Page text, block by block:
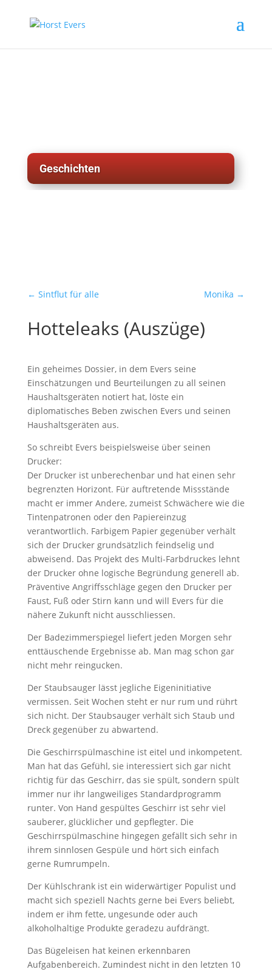
Geschichten
← Sintflut für alle Monika →
Hotteleaks (Auszüge)
Ein geheimes Dossier, in dem Evers seine
Einschätzungen und Beurteilungen zu all seinen
Haushaltsgeräten notiert hat, löste ein
diplomatisches Beben zwischen Evers und seinen
Haushaltsgeräten aus.
So schreibt Evers beispielsweise über seinen
Drucker:
Der Drucker ist unberechenbar und hat einen sehr
begrenzten Horizont. Für auftretende Missstände
macht er immer Andere, zumeist Schwächere wie die
Tintenpatronen oder den Papiereinzug
verantwortlich. Farbigem Papier gegenüber verhält
sich der Drucker grundsätzlich feindselig und
abweisend. Das Projekt des Multi-Farbdruckes lehnt
der Drucker ohne logische Begründung generell ab.
Präventive Angriffsschläge gegen den Drucker per
Faust, Fuß oder Stirn kann und will Evers für die
nähere Zukunft nicht ausschliessen.
Der Badezimmerspiegel liefert jeden Morgen sehr
enttäuschende Ergebnisse ab. Man mag schon gar
nicht mehr reingucken.
Der Staubsauger lässt jegliche Eigeninitiative
vermissen. Seit Wochen steht er nur rum und rührt
sich nicht. Der Staubsauger verhält sich Staub und
Dreck gegenüber zu abwartend.
Die Geschirrspülmaschine ist eitel und inkompetent.
Man hat das Gefühl, sie interessiert sich gar nicht
richtig für das Geschirr, das sie spült, sondern spült
immer nur ihr langweiliges Standardprogramm
runter. Von Hand gespültes Geschirr ist sehr viel
sauberer, glücklicher und gepflegter. Die
Geschirrspülmaschine hingegen gefällt sich sehr in
ihrem sinnlosen Gespüle und hört sich einfach
gerne Rumrumpeln.
Der Kühlschrank ist ein widerwärtiger Populist und
macht sich speziell Nachts gerne bei Evers beliebt,
indem er ihm fette, ungesunde oder auch
alkoholhaltige Produkte geradezu aufdrängt.
Das Bügeleisen hat keinen erkennbaren
Aufgabenbereich. Zumindest nicht in den letzten 10